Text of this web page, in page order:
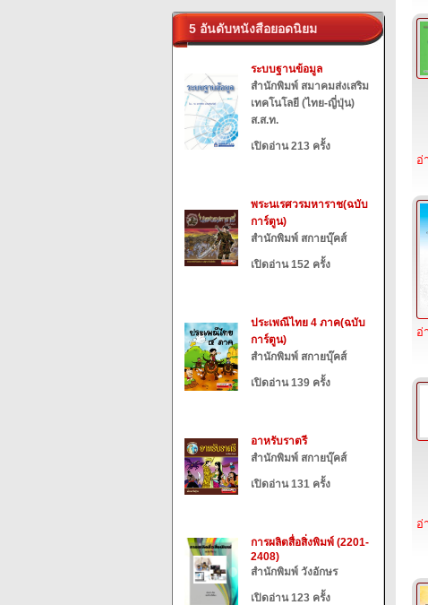
5 อันดับหนังสือยอดนิยม
ระบบฐานข้อมูล
สำนักพิมพ์ สมาคมส่งเสริม
เทคโนโลยี (ไทย-ญี่ปุ่น)
ส.ส.ท.
เปิดอ่าน 213 ครั้ง
พระนเรศวรมหาราช(ฉบับ
การ์ตูน)
สำนักพิมพ์ สกายบุ๊คส์
เปิดอ่าน 152 ครั้ง
ประเพณีไทย 4 ภาค(ฉบับ
การ์ตูน)
สำนักพิมพ์ สกายบุ๊คส์
เปิดอ่าน 139 ครั้ง
อาหรับราตรี
สำนักพิมพ์ สกายบุ๊คส์
เปิดอ่าน 131 ครั้ง
การผลิตสื่อสิ่งพิมพ์ (2201-
2408)
สำนักพิมพ์ วังอักษร
เปิดอ่าน 123 ครั้ง
อ่
อ่
อ่